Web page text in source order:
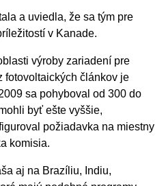
a uviedla, že sa tým pre
v Kanade.
výroby zariadení pre
fotovoltaických článkov je
sa pohyboval od 300 do
byť ešte vyššie,
požiadavka na miestny
komisia.
aj na Brazíliu, Indiu,